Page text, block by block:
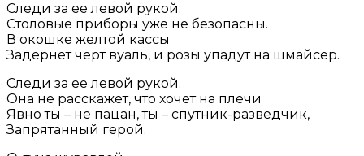
Следи за ее левой рукой.
Столовые приборы уже не безопасны.
В окошке желтой кассы
Задернет черт вуаль, и розы упадут на шмайсер.
Следи за ее левой рукой.
Она не расскажет, что хочет на плечи
Явно ты – не пацан, ты – спутник-разведчик,
Запрятанный герой.